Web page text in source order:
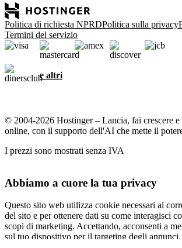
Politica di richiesta NPRDPolitica sulla privacy
Termini del servizio
e altri
© 2004-2026 Hostinger – Lancia, fai crescere e
online, con il supporto dell'AI che mette il
I prezzi sono mostrati senza IVA
Abbiamo a cuore la tua privacy
Questo sito web utilizza cookie necessari al
del sito e per ottenere dati su come interagisci
scopi di marketing. Accettando, acconsenti a
sul tuo dispositivo per il targeting degli annunci,